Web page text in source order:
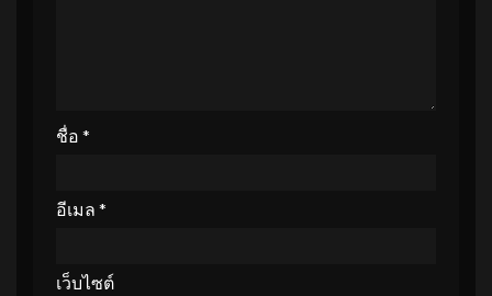
ชื่อ *
อีเมล *
เว็บไซต์